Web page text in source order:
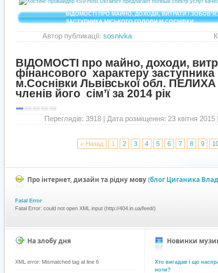
ВІДОМОСТІ ПРО МАЙНО, ДОХОДИ, ВИТРАТИ І
ЗАСТУПНИКА МІСЬКОГО ГОЛОВИ М.СОСНІВКИ
Автор публикації: sosnivka
ВІДОМОСТІ про майно, доходи,
фінансового характеру заступника
м.Соснівки Львівської обл. ПЕЛИХА
членів його сім’ї за 2014 рік
Переглядів: 3918 | Дата розміщення: 23 квітня
« Назад 1 2 3 4 5 6 7 8 9
Про інтернет, дизайн та рідну мову(блог Циганика
Fatal Error
Fatal Error: could not open XML input (http://404.in.ua/feed/)
На злобу дня
XML error: Mismatched tag at line 6
Новинки
Хто вигадав і що
ноти?